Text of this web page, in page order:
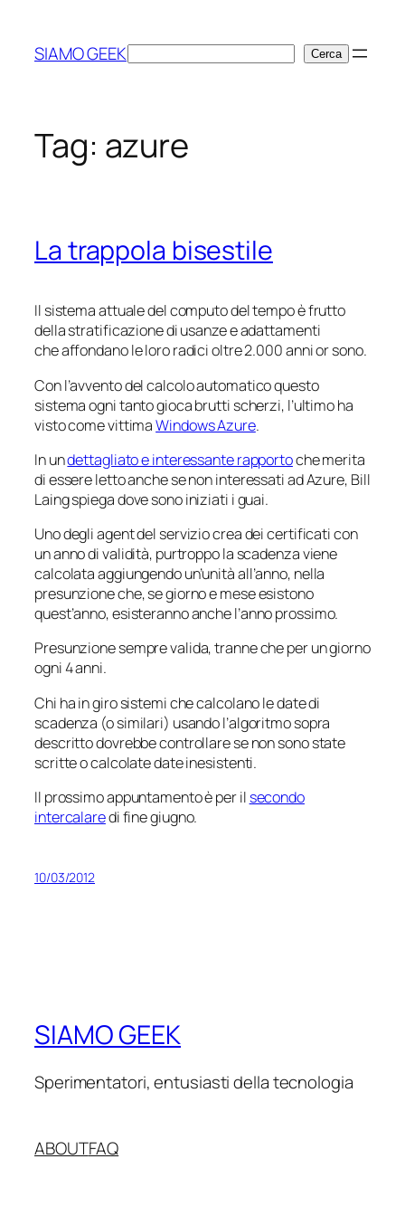
contenuto
SIAMO GEEKCerca Cerca
Tag: azure
La trappola bisestile
Il sistema attuale del computo del tempo è frutto
della stratificazione di usanze e adattamenti
che affondano le loro radici oltre 2.000 anni or sono.
Con l’avvento del calcolo automatico questo
sistema ogni tanto gioca brutti scherzi, l’ultimo ha
visto come vittimaWindows Azure.
In undettagliato e interessante rapportoche merita
di essere letto anche se non interessati ad Azure, Bill
Laing spiega dove sono iniziati i guai.
Uno degli agent del servizio crea dei certificati con
un anno di validità, purtroppo la scadenza viene
calcolata aggiungendo un’unità all’anno, nella
presunzione che, se giorno e mese esistono
quest’anno, esisteranno anche l’anno prossimo.
Presunzione sempre valida, tranne che per un giorno
ogni 4 anni.
Chi ha in giro sistemi che calcolano le date di
scadenza (o similari) usando l’algoritmo sopra
descritto dovrebbe controllare se non sono state
scritte o calcolate date inesistenti.
Il prossimo appuntamento è per il secondo
intercalaredi fine giugno.
10/03/2012
SIAMO GEEK
Sperimentatori, entusiasti della tecnologia
ABOUTFAQ